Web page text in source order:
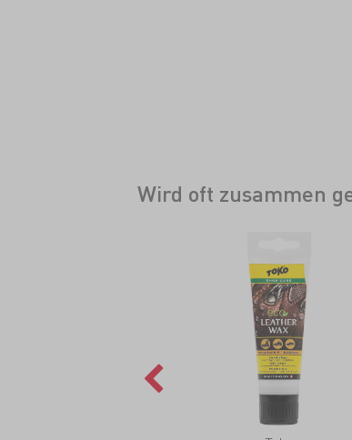
Wird oft zusammen